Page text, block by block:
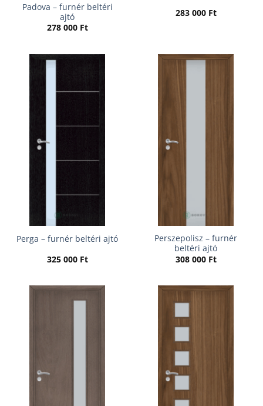
Padova – furnér beltéri
ajtó
278 000 Ft
283 000 Ft
Perga – furnér beltéri ajtó
325 000 Ft
Perszepolisz – furnér
beltéri ajtó
308 000 Ft